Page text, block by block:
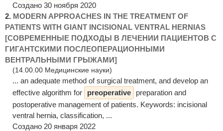
Создано 30 ноября 2020
2. MODERN APPROACHES IN THE TREATMENT OF
PATIENTS WITH GIANT INCISIONAL VENTRAL HERNIAS
[СОВРЕМЕННЫЕ ПОДХОДЫ В ЛЕЧЕНИИ ПАЦИЕНТОВ С
ГИГАНТСКИМИ ПОСЛЕОПЕРАЦИОННЫМИ
ВЕНТРАЛЬНЫМИ ГРЫЖАМИ]
(14.00.00 Медицинские науки)
... an adequate method of surgical treatment, and develop an
effective algorithm for
preoperative
preparation and
postoperative management of patients. Keywords: incisional
ventral hernia, classification, ...
Создано 20 января 2022